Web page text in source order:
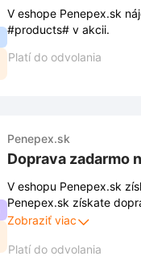
V eshope Penepex.sk
#products# v akcii.
Platí do odvolania
Penepex.sk
Doprava zadarmo
V eshopu Penepex.sk
Penepex.sk získate
zľavu, musíte dodržiavať
Zobraziť viac
Platí do odvolania